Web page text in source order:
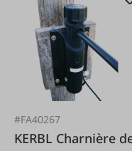
#FA40267
KERBL Charnière de